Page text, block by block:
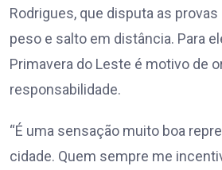
Rodrigues, que disputa as
peso e salto em distância. Para
Primavera do Leste é motivo de
responsabilidade.
“É uma sensação muito boa
cidade. Quem sempre me